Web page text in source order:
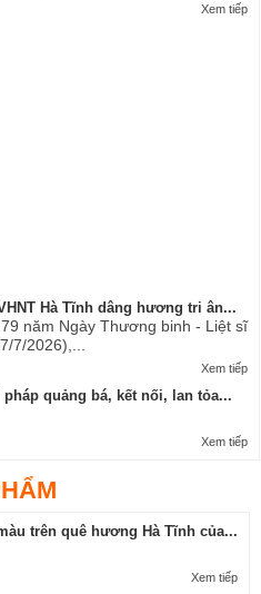
Xem tiếp
Hà Tĩnh dâng hương tri ân...
năm Ngày Thương binh - Liệt sĩ
7/2026),...
Xem tiếp
pháp quảng bá, kết nối, lan tỏa...
Xem tiếp
trên quê hương Hà Tĩnh của...
Xem tiếp